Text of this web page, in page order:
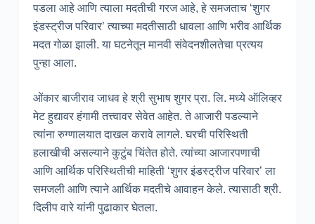
पडला आहे आणि त्याला मदतीची गरज आहे, हे समजताच ‘शुगर
इंडस्ट्रीज परिवार’ त्याच्या मदतीसाठी धावला आणि भरीव आर्थिक
मदत गोळा झाली. या घटनेतून मानवी संवेदनशीलतेचा प्रत्यय
पुन्हा आला.
ओंकार बाजीराव जाधव हे श्री सुभाष शुगर प्रा. लि. मध्ये ऑलिव्हर
मेट हुद्यावर हंगामी तत्त्वावर सेवेत आहेत. ते आजारी पडल्याने
त्यांना रुग्णालयात दाखल करावे लागले. घरची परिस्थिती
हलाखीची असल्याने कुटुंब चिंतेत होते. त्यांच्या आजारपणाची
आणि आर्थिक परिस्थितीची माहिती ‘शुगर इंडस्ट्रीज परिवार’ ला
समजली आणि त्याने आर्थिक मदतीचे आवाहन केले. त्यासाठी श्री.
दिलीप वारे यांनी पुढाकार घेतला.